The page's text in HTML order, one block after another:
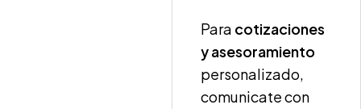
Para cotizaciones
y asesoramiento
personalizado,
comunicate con